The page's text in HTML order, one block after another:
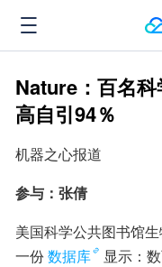
Nature：百名
高自引94％
机器之心报道
参与：张倩
美国科学公共图书馆
一份数据库
显示：